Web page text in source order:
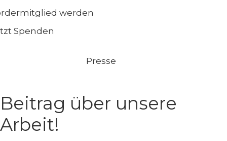
werden
Spenden
Presse
Beitrag über unsere
Arbeit!